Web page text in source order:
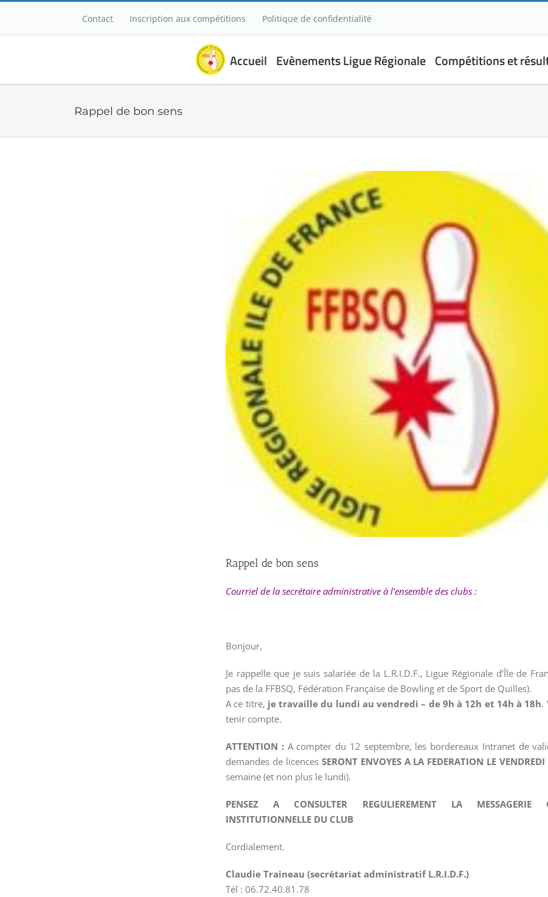
contenu
Contact Inscription aux compétitions Politique de confidentialité
Accueil Evènements Ligue Régionale Compétitions et
Rappel de bon sens
Rappel de bon sens
Courriel de la secrétaire administrative à l’ensemble des clubs :
Bonjour,
Je rappelle que je suis salariée de la L.R.I.D.F., Ligue Régionale d’Île de
pas de la FFBSQ, Fédération Française de Bowling et de Sport de Quilles).
A ce titre, je travaille du lundi au vendredi – de 9h à 12h et 14h à 18h.
tenir compte.
ATTENTION : A compter du 12 septembre, les bordereaux Intranet de
demandes de licences SERONT ENVOYES A LA FEDERATION LE VENDREDI
semaine (et non plus le lundi).
PENSEZ A CONSULTER REGULIEREMENT LA MESSAGERIE
INSTITUTIONNELLE DU CLUB
Cordialement.
Claudie Traineau (secrétariat administratif L.R.I.D.F.)
Tél : 06.72.40.81.78